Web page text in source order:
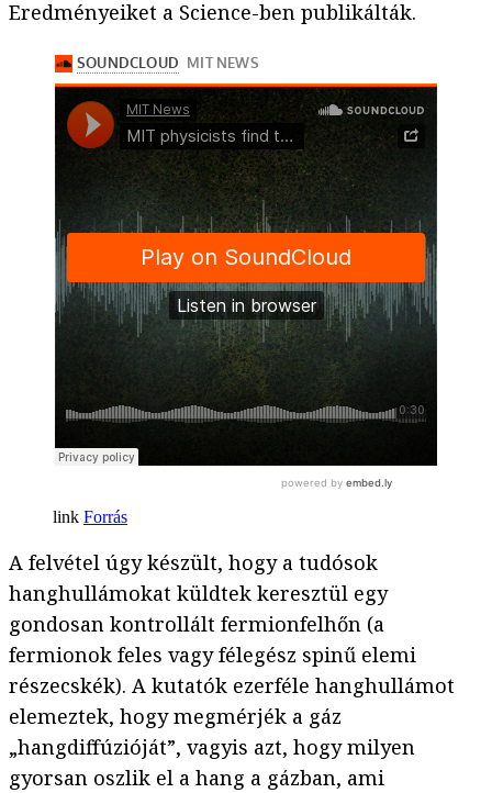
Eredményeiket a Science-ben publikálták.
Forrás
A felvétel úgy készült, hogy a tudósok
hanghullámokat küldtek keresztül egy
gondosan kontrollált fermionfelhőn (a
fermionok feles vagy félegész spinű elemi
részecskék). A kutatók ezerféle hanghullámot
elemeztek, hogy megmérjék a gáz
„hangdiffúzióját”, vagyis azt, hogy milyen
gyorsan oszlik el a hang a gázban, ami